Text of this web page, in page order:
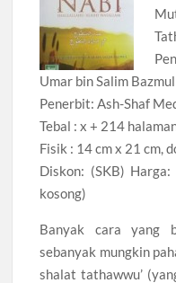
Umar bin Salim
Penerbit: Ash-Shaf
Tebal : x + 214
Fisik : 14 cm x 21 cm,
Diskon: (SKB)
kosong)
Banyak cara yang
sebanyak mungkin
shalat tathawwu’